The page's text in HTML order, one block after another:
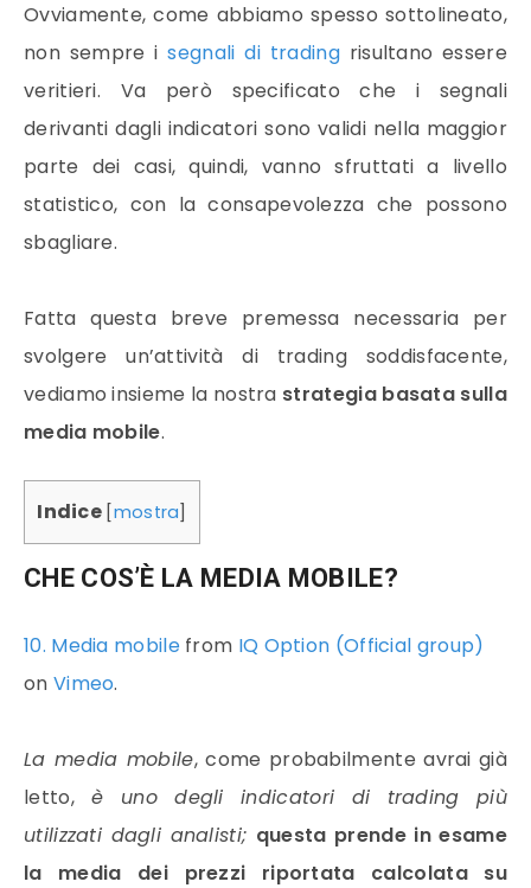
Ovviamente, come abbiamo spesso sottolineato,
non sempre isegnali di tradingrisultano essere
veritieri. Va però specificato che i segnali
derivanti dagli indicatori sono validi nella maggior
parte dei casi, quindi, vanno sfruttati a livello
statistico, con la consapevolezza che possono
sbagliare.
Fatta questa breve premessa necessaria per
svolgere un’attività di tradingsoddisfacente,
vediamo insieme la nostra strategiabasata sulla
media mobile.
Indice [mostra
CHE COS’È LA MEDIA MOBILE?
10. Media mobilefrom IQ Option (Official group)
on Vimeo.
La media mobile, come probabilmente avrai già
letto,è uno degli indicatori di trading più
utilizzati dagli analisti; questa prende in esame
la media dei prezzi riportata calcolata su